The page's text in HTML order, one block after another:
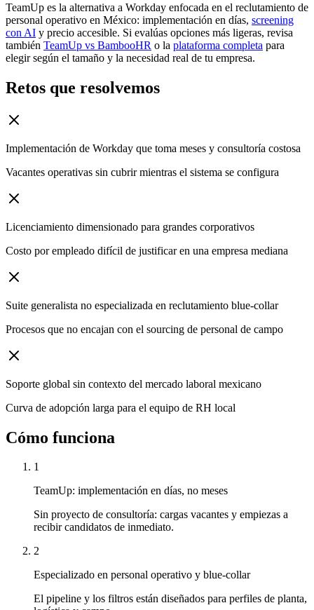
TeamUp es la alternativa a Workday enfocada en el reclutamiento de
personal operativo en México: implementación en días, screening
con AI y precio accesible. Si evalúas opciones más ligeras, revisa
también TeamUp vs BambooHR o la plataforma completa para
elegir según el tamaño y la necesidad real de tu empresa.
Retos que resolvemos
Implementación de Workday que toma meses y consultoría costosa
Vacantes operativas sin cubrir mientras el sistema se configura
Licenciamiento dimensionado para grandes corporativos
Costo por empleado difícil de justificar en una empresa mediana
Suite generalista no especializada en reclutamiento blue-collar
Procesos que no encajan con el sourcing de personal de campo
Soporte global sin contexto del mercado laboral mexicano
Curva de adopción larga para el equipo de RH local
Cómo funciona
1
TeamUp: implementación en días, no meses
Sin proyecto de consultoría: cargas vacantes y empiezas a
recibir candidatos de inmediato.
2
Especializado en personal operativo y blue-collar
El pipeline y los filtros están diseñados para perfiles de planta,